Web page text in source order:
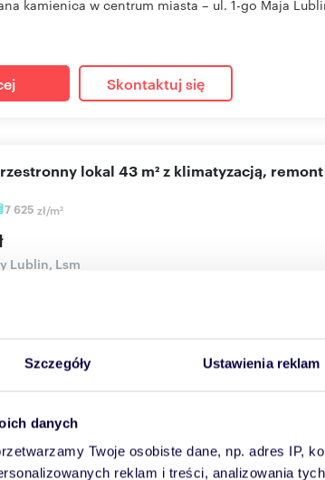
Szczegóły Ustawienia reklam
danych
Twoje osobiste dane, np. adres IP,
reklam i treści, analizowania
kamienica w centrum miasta – ul. 1-go Maja
Skontaktuj się
7 625 zł/m2
lokal 43 m² z klimatyzacją, remont
Lublin, Lsm
Państwu lokal użytkowy położony na I piętrze w
lokal użytkowy 69 m² w centrum